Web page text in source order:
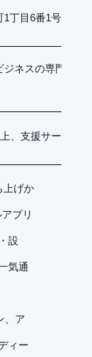
丁目6番1号大手
ジネスの専門チ
、支援サービス
上げか
プリ
設
気通
、ア
ィー